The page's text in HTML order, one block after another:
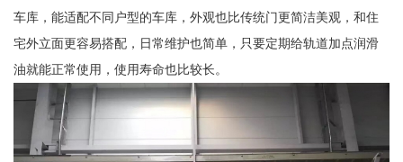
车库，能适配不同户型的车库，外观也比传统门更简洁美观，和住
宅外立面更容易搭配，日常维护也简单，只要定期给轨道加点润滑
油就能正常使用，使用寿命也比较长。